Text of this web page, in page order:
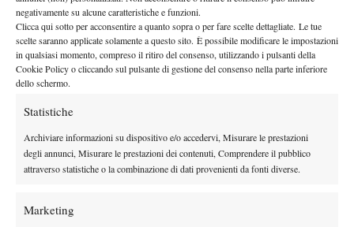
negativamente su alcune caratteristiche e funzioni.
Clicca qui sotto per acconsentire a quanto sopra o per fare scelte dettagliate. Le tue
scelte saranno applicate solamente a questo sito. È possibile modificare le impostazioni
in qualsiasi momento, compreso il ritiro del consenso, utilizzando i pulsanti della
Cookie Policy o cliccando sul pulsante di gestione del consenso nella parte inferiore
dello schermo.
Statistiche
Archiviare informazioni su dispositivo e/o accedervi, Misurare le prestazioni
degli annunci, Misurare le prestazioni dei contenuti, Comprendere il pubblico
attraverso statistiche o la combinazione di dati provenienti da fonti diverse.
Marketing
vincitrice dell’edizione 2021 del torneo.
YASTREMSKA-KESSLER LA FINALE A
NOTTINGHAM
A Nottingham saranno Dayana Yastremska e McCartney
L’ucraina si è imposta per 6-4 6-4 su Magda Linette e proverà ora
a interrompere una striscia di tre ko consecutivi in finale a livello
WTA. Dopo aver iniziato la sua carriera con i titoli conquistati a
Hong Kong, Hua Hin e Strasburgo, la tennista di Odessa ha
e quest’anno a Linz.